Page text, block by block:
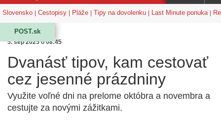
Slovensko Cestopisy Pláže Tipy na dovolenku Last Minute ponuka
POST.sk
5. sep 2025 o 08:45
Dvanásť tipov, kam cestovať
cez jesenné prázdniny
Využite voľné dni na prelome októbra a novembra a
cestujte za novými zážitkami.